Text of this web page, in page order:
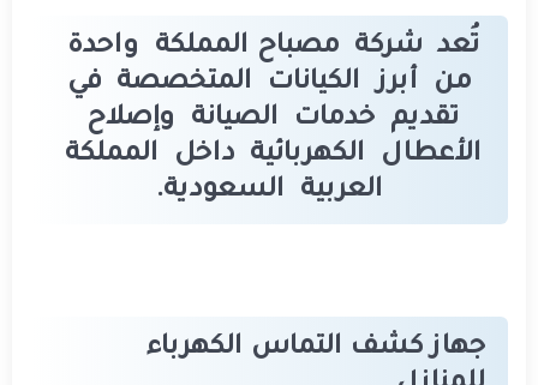
تُعد شركة مصباح المملكة واحدة
من أبرز الكيانات المتخصصة في
تقديم خدمات الصيانة وإصلاح
الأعطال الكهربائية داخل المملكة
العربية السعودية.
جهاز كشف التماس الكهرباء